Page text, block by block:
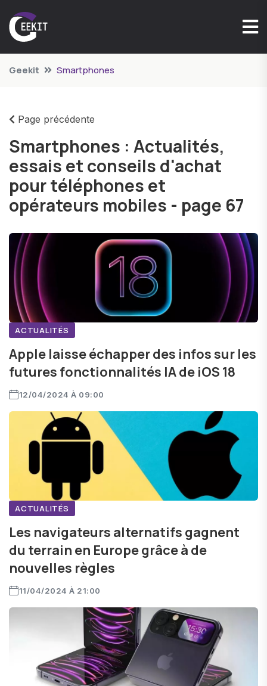
Geekit Smartphones
Page précédente
Smartphones : Actualités,
essais et conseils d'achat
pour téléphones et
opérateurs mobiles - page 67
ACTUALITÉS
Apple laisse échapper des infos sur les
futures fonctionnalités IA de iOS 18
12/04/2024 À 09:00
ACTUALITÉS
Les navigateurs alternatifs gagnent
du terrain en Europe grâce à de
nouvelles règles
11/04/2024 À 21:00